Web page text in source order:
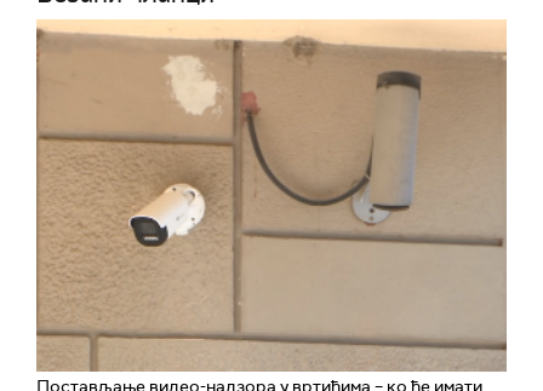
Постављање видео-надзора у вртићима – ко ће имати